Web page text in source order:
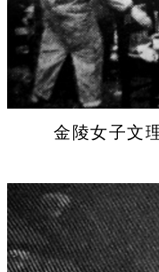
金陵女子文理